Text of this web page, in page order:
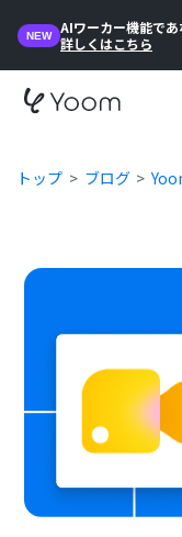
NEW
AIワーカー機能であ
詳しくはこちら
トップ ブログ